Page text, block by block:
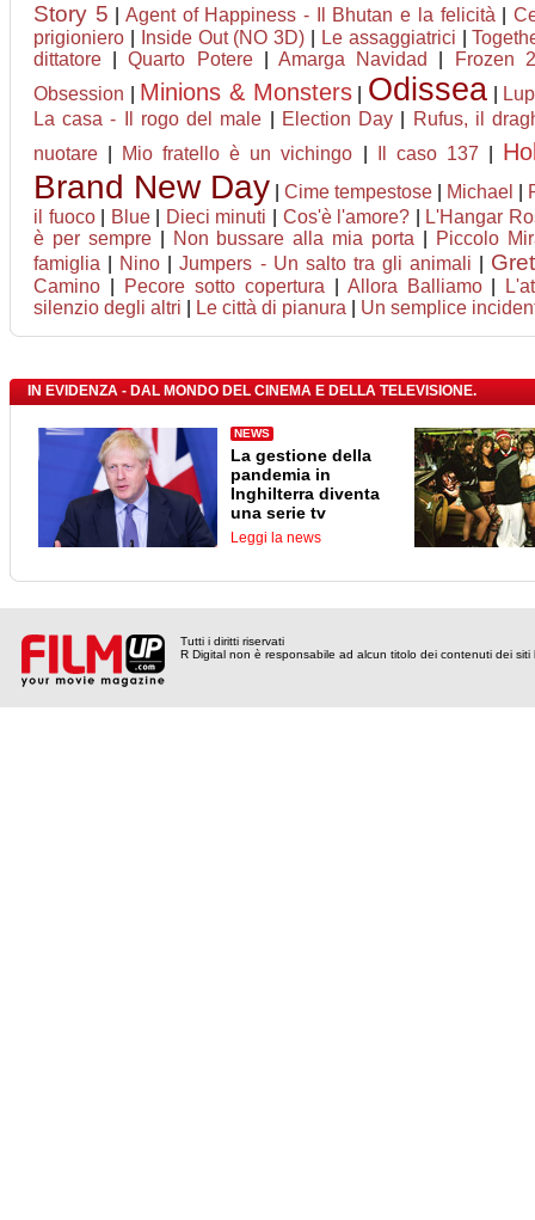
Story 5 |Agent of Happiness - Il Bhutan e la felicità
prigioniero
Inside Out (NO 3D) Le assaggiatrici |
dittatore |Quarto Potere|Amarga Navidad
Frozen
Obsession
Minions & Monsters| Odissea|
La casa - Il rogo del male
Election Day
Rufus, il
nuotare
Mio fratello è un vichingo Il caso 137
Brand New Day Cime tempestose Michael
il fuoco| Blue| Dieci minuti Cos'è l'amore?
L'Hangar
è per sempre| Non bussare alla mia porta
Piccolo
famiglia
Nino |Jumpers - Un salto tra gli animali
Camino Pecore sotto copertura Allora Balliamo|
silenzio degli altri
Le città di pianura Un semplice
IN EVIDENZA - DAL MONDO DEL CINEMA E DELLA TELEVISIONE.
NEWS
La gestione della
pandemia in
Inghilterra diventa
una serie tv
Leggi la news
Tutti i diritti riservati
R Digital non è responsabile ad alcun titolo dei contenuti dei siti